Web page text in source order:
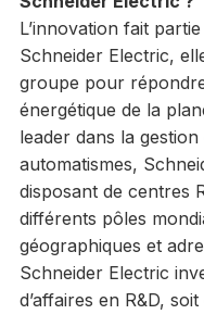
L’innovation fait
Schneider Electric,
groupe pour
énergétique de la
leader dans la gestion
automatismes,
disposant de centres
différents pôles
géographiques et
Schneider Electric
d’affaires en R&D,